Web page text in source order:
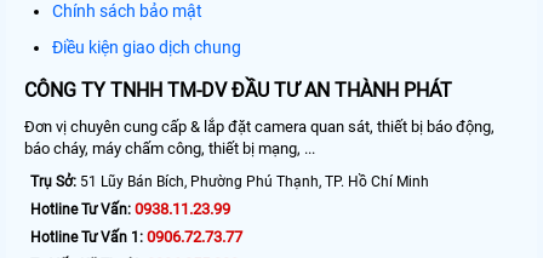
Chính sách bảo mật
Điều kiện giao dịch chung
CÔNG TY TNHH TM-DV ĐẦU TƯ AN THÀNH PHÁT
Đơn vị chuyên cung cấp & lắp đặt camera quan sát, thiết bị báo động,
báo cháy, máy chấm công, thiết bị mạng, ...
Trụ Sở: 51 Lũy Bán Bích, Phường Phú Thạnh, TP. Hồ Chí Minh
Hotline Tư Vấn: 0938.11.23.99
Hotline Tư Vấn 1: 0906.72.73.77